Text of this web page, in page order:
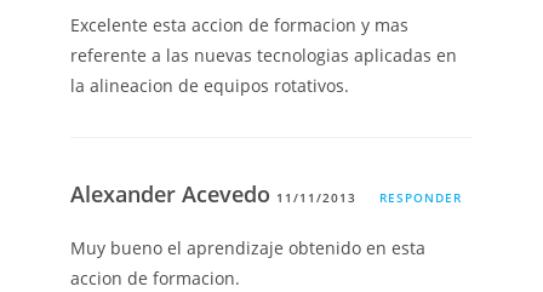
Excelente esta accion de formacion y mas
referente a las nuevas tecnologias aplicadas en
la alineacion de equipos rotativos.
Alexander Acevedo 11/11/2013 RESPONDER
Muy bueno el aprendizaje obtenido en esta
accion de formacion.